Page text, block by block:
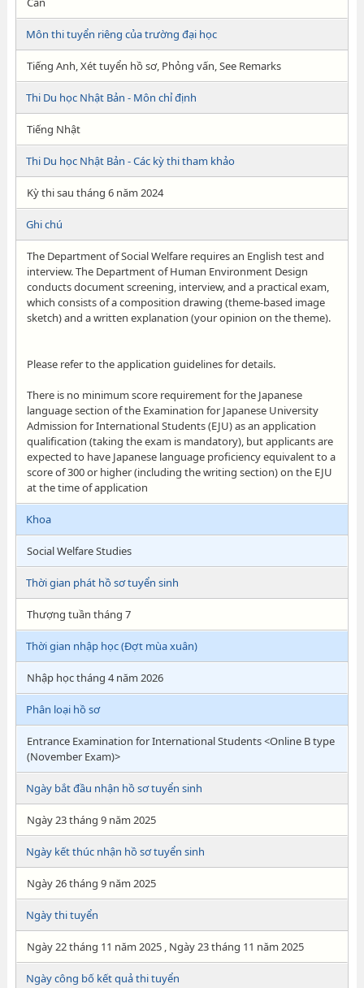
Môn thi tuyển riêng của trường đại học
Tiếng Anh, Xét tuyển hồ sơ, Phỏng vấn, See Remarks
Thi Du học Nhật Bản - Môn chỉ định
Tiếng Nhật
Thi Du học Nhật Bản - Các kỳ thi tham khảo
Kỳ thi sau tháng 6 năm 2024
Ghi chú
The Department of Social Welfare requires an English test and
interview. The Department of Human Environment Design
conducts document screening, interview, and a practical exam,
which consists of a composition drawing (theme-based image
sketch) and a written explanation (your opinion on the theme).
Please refer to the application guidelines for details.
There is no minimum score requirement for the Japanese
language section of the Examination for Japanese University
Admission for International Students (EJU) as an application
qualification (taking the exam is mandatory), but applicants are
expected to have Japanese language proficiency equivalent to a
score of 300 or higher (including the writing section) on the EJU
at the time of application
Khoa
Social Welfare Studies
Thời gian phát hồ sơ tuyển sinh
Thượng tuần tháng 7
Thời gian nhập học (Đợt mùa xuân)
Nhập học tháng 4 năm 2026
Phân loại hồ sơ
Entrance Examination for International Students <Online B type
(November Exam)>
Ngày bắt đầu nhận hồ sơ tuyển sinh
Ngày 23 tháng 9 năm 2025
Ngày kết thúc nhận hồ sơ tuyển sinh
Ngày 26 tháng 9 năm 2025
Ngày thi tuyển
Ngày 22 tháng 11 năm 2025 , Ngày 23 tháng 11 năm 2025
Ngày công bố kết quả thi tuyển